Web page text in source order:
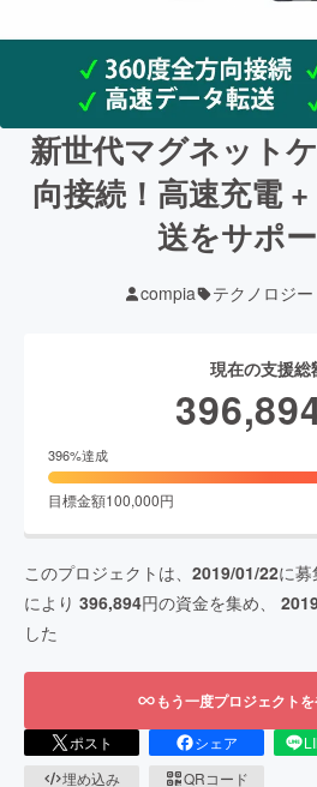
新世代マグネット
向接続！高速充電
送をサポ
compia テクノロジ
現在の支援総
396%達成
目標金額100,000円
このプロジェクトは、 2019/01/22に募
により 396,894円の資金を集め、
した
もう一度プロジェクト
ポスト シェア
埋め込み
QRコード